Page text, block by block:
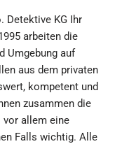
Detektive KG Ihr
arbeiten die
Umgebung auf
aus dem privaten
kompetent und
zusammen die
vor allem eine
Falls wichtig. Alle